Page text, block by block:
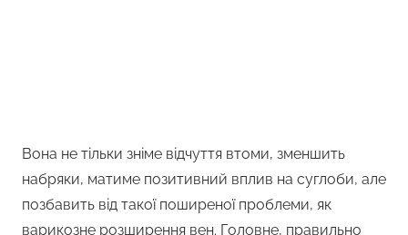
Вона не тільки зніме відчуття втоми, зменшить
набряки, матиме позитивний вплив на суглоби, але
позбавить від такої поширеної проблеми, як
варикозне розширення вен. Головне, правильно